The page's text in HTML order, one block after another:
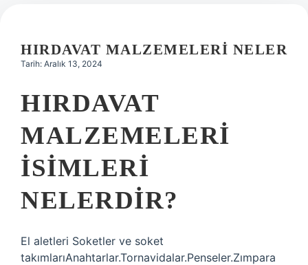
Hakkımızda
HIRDAVAT MALZEMELERI NELER
Tarih: Aralık 13, 2024
HIRDAVAT
MALZEMELERI
ISIMLERI
NELERDIR?
El aletleri Soketler ve soket
takımlarıAnahtarlar.Tornavidalar.Penseler.Zımpara